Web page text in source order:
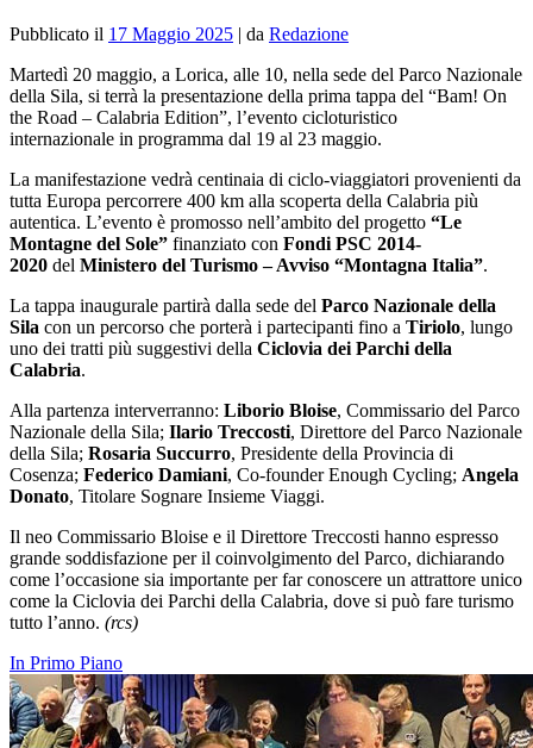
Pubblicato il 17 Maggio 2025 | da Redazione
Martedì 20 maggio, a Lorica, alle 10, nella sede del Parco Nazionale
della Sila, si terrà la presentazione della prima tappa del “Bam! On
the Road – Calabria Edition”, l’evento cicloturistico
internazionale in programma dal 19 al 23 maggio.
La manifestazione vedrà centinaia di ciclo-viaggiatori provenienti da
tutta Europa percorrere 400 km alla scoperta della Calabria più
autentica. L’evento è promosso nell’ambito del progetto “Le
Montagne del Sole” finanziato con Fondi PSC 2014-
2020 del Ministero del Turismo – Avviso “Montagna Italia”.
La tappa inaugurale partirà dalla sede del Parco Nazionale della
Sila con un percorso che porterà i partecipanti fino a Tiriolo, lungo
uno dei tratti più suggestivi della Ciclovia dei Parchi della
Calabria.
Alla partenza interverranno: Liborio Bloise, Commissario del Parco
Nazionale della Sila; Ilario Treccosti, Direttore del Parco Nazionale
della Sila; Rosaria Succurro, Presidente della Provincia di
Cosenza; Federico Damiani, Co-founder Enough Cycling; Angela
Donato, Titolare Sognare Insieme Viaggi.
Il neo Commissario Bloise e il Direttore Treccosti hanno espresso
grande soddisfazione per il coinvolgimento del Parco, dichiarando
come l’occasione sia importante per far conoscere un attrattore unico
come la Ciclovia dei Parchi della Calabria, dove si può fare turismo
tutto l’anno. (rcs)
In Primo Piano